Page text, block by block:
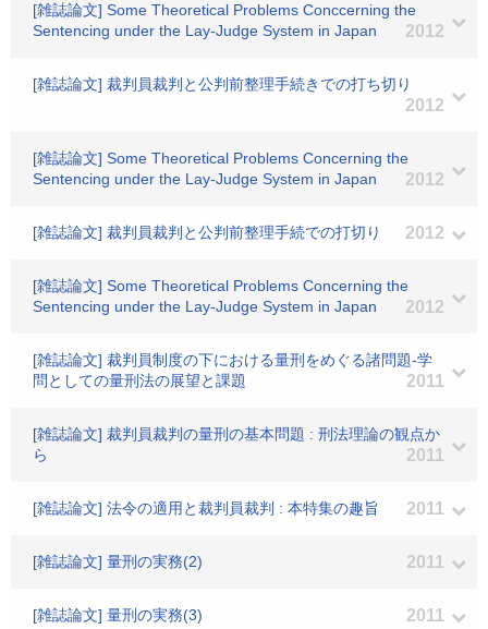
[雑誌論文] Some Theoretical Problems Conccerning the
Sentencing under the Lay-Judge System in Japan
2012
[雑誌論文] 裁判員裁判と公判前整理手続きでの打ち切り
2012
[雑誌論文] Some Theoretical Problems Concerning the
Sentencing under the Lay-Judge System in Japan
2012
[雑誌論文] 裁判員裁判と公判前整理手続での打切り 2012
[雑誌論文] Some Theoretical Problems Concerning the
Sentencing under the Lay-Judge System in Japan
2012
[雑誌論文] 裁判員制度の下における量刑をめぐる諸問題-学
問としての量刑法の展望と課題
2011
[雑誌論文] 裁判員裁判の量刑の基本問題 : 刑法理論の観点か
ら
2011
[雑誌論文] 法令の適用と裁判員裁判 : 本特集の趣旨 2011
[雑誌論文] 量刑の実務(2) 2011
[雑誌論文] 量刑の実務(3) 2011